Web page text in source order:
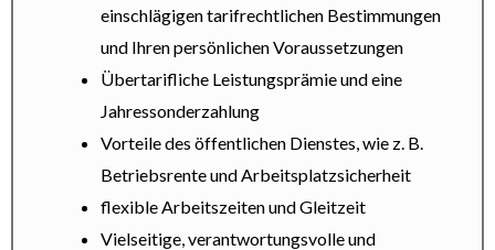
einschlägigen tarifrechtlichen Bestimmungen
und Ihren persönlichen Voraussetzungen
Übertarifliche Leistungsprämie und eine
Jahressonderzahlung
Vorteile des öffentlichen Dienstes, wie z. B.
Betriebsrente und Arbeitsplatzsicherheit
flexible Arbeitszeiten und Gleitzeit
Vielseitige, verantwortungsvolle und